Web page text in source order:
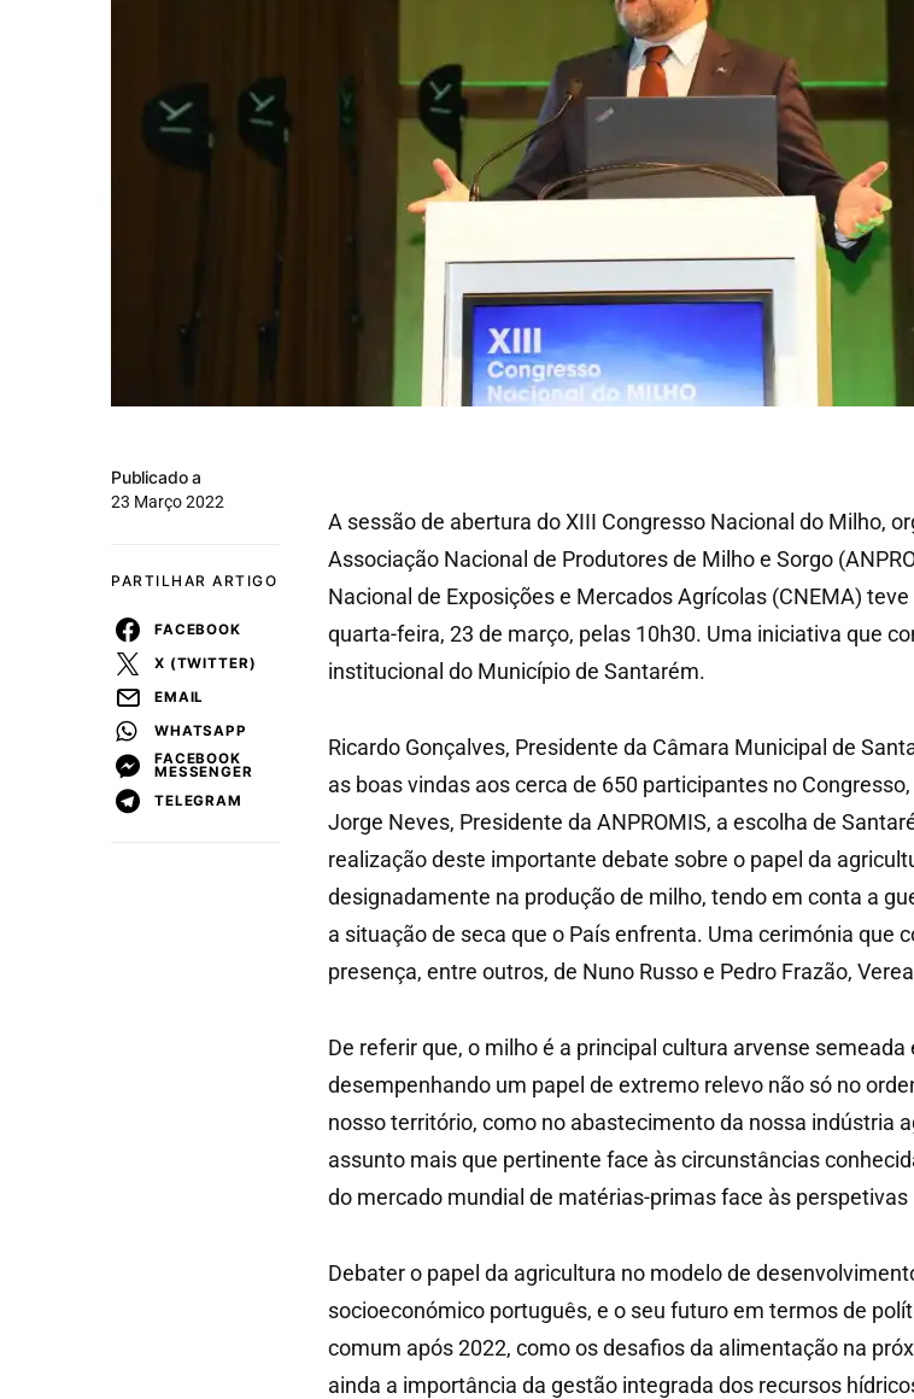
Publicado a
23 Março 2022
PARTILHAR ARTIGO
FACEBOOK
X (TWITTER)
EMAIL
WHATSAPP
FACEBOOK
MESSENGER
TELEGRAM
A sessão de abertura do XIII Congresso Nacional do Milho,
Associação Nacional de Produtores de Milho e Sorgo
Nacional de Exposições e Mercados Agrícolas (CNEMA)
quarta-feira, 23 de março, pelas 10h30. Uma iniciativa que
institucional do Município de Santarém.
Ricardo Gonçalves, Presidente da Câmara Municipal de
as boas vindas aos cerca de 650 participantes no
Jorge Neves, Presidente da ANPROMIS, a escolha de
realização deste importante debate sobre o papel da
designadamente na produção de milho, tendo em conta a
a situação de seca que o País enfrenta. Uma cerimónia que
presença, entre outros, de Nuno Russo e Pedro Frazão,
De referir que, o milho é a principal cultura arvense semeada
desempenhando um papel de extremo relevo não só no
nosso território, como no abastecimento da nossa indústria
assunto mais que pertinente face às circunstâncias
do mercado mundial de matérias-primas face às
Debater o papel da agricultura no modelo de
socioeconómico português, e o seu futuro em termos de
comum após 2022, como os desafios da alimentação na
ainda a importância da gestão integrada dos recursos